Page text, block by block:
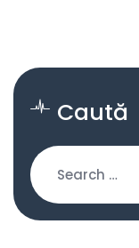
Caută